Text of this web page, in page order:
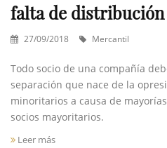
falta de
27/09/2018 Mercantil
Todo socio de una compañía
separación que nace de la
minoritarios a causa de
socios mayoritarios.
Leer más